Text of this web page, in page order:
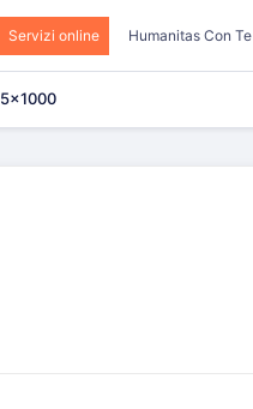
Servizi online Humanitas Con Te
5×1000